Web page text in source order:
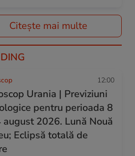
Citește mai multe
12:00
Urania | Previziuni
pentru perioada 8
august 2026. Lună Nouă
Eclipsă totală de